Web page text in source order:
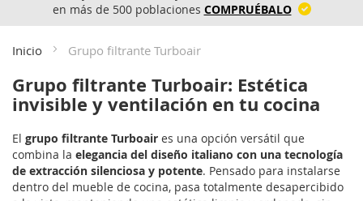
en más de 500 poblaciones COMPRUÉBALO
Inicio Grupo filtrante Turboair
Grupo filtrante Turboair: Estética
invisible y ventilación en tu cocina
El grupo filtrante Turboair es una opción versátil que
combina la elegancia del diseño italiano con una tecnología
de extracción silenciosa y potente. Pensado para instalarse
dentro del mueble de cocina, pasa totalmente desapercibido